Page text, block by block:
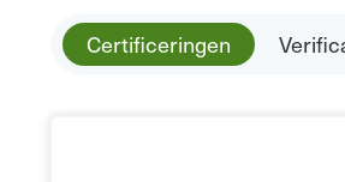
Certificeringen